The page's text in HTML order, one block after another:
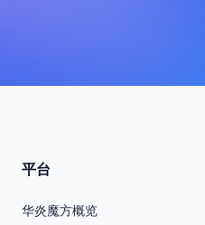
平台
华炎魔方概览